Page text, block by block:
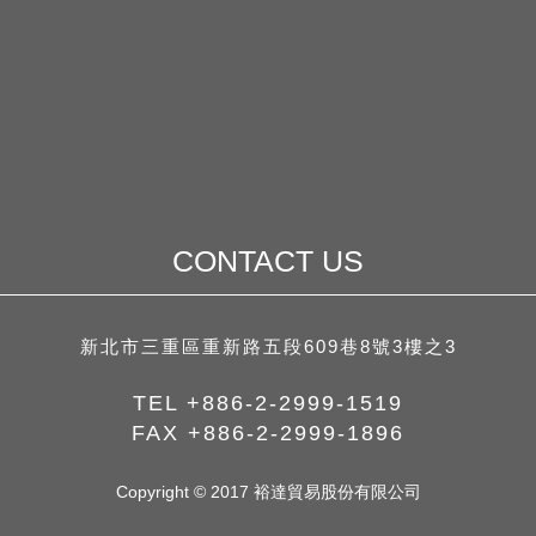
CONTACT US
新北市三重區重新路五段609巷8號3樓之3
TEL +886-2-2999-1519
FAX +886-2-2999-1896
Copyright © 2017 裕達貿易股份有限公司